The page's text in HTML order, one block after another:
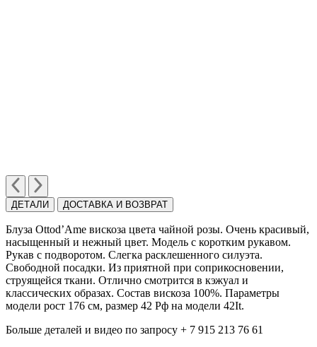
ДЕТАЛИ ДОСТАВКА И ВОЗВРАТ
Блуза Ottod’Ame вискоза цвета чайной розы. Очень красивый,
насыщенный и нежный цвет. Модель c коротким рукавом.
Рукав с подворотом. Слегка расклешенного силуэта.
Cвободной посадки. Из приятной при соприкосновении,
струящейся ткани. Отлично смотрится в кэжуал и
классических образах. Состав вискоза 100%. Параметры
модели рост 176 см, размер 42 Рф на модели 42It.
Больше деталей и видео по запросу + 7 915 213 76 61